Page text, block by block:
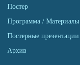
Постер
Программа /
Постерные презентации
Архив